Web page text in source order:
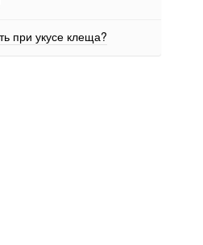
при укусе клеща?